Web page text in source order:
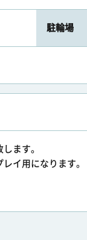
駐輪場
ます。
イ用になります。